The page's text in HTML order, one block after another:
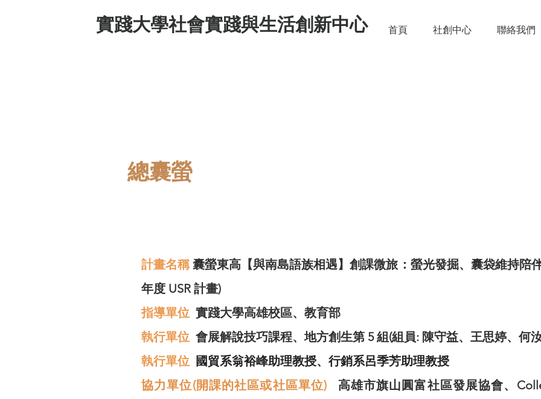
實踐大學社會實踐與生活創新中心 首頁 社創中心 聯絡我們
總囊螢
計畫名稱囊螢東高【與南島語族相遇】創課微旅：螢光發掘、囊袋維持陪
年度 USR 計畫)
指導單位 實踐大學高雄校區、教育部
​執行單位 會展解說技巧課程、地方創生第 5 組(組員: 陳守益、王思婷、何
執行單位 國貿系翁裕峰助理教授、行銷系呂季芳助理教授
協力單位(開課的社區或社區單位)
高雄市旗山圓富社區發展協會、